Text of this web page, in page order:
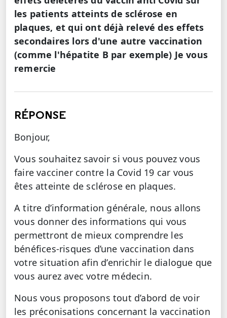
les patients atteints de sclérose en
plaques, et qui ont déjà relevé des effets
secondaires lors d'une autre vaccination
(comme l'hépatite B par exemple) Je vous
remercie
RÉPONSE
Bonjour,
Vous souhaitez savoir si vous pouvez vous
faire vacciner contre la Covid 19 car vous
êtes atteinte de sclérose en plaques.
A titre d’information générale, nous allons
vous donner des informations qui vous
permettront de mieux comprendre les
bénéfices-risques d’une vaccination dans
votre situation afin d’enrichir le dialogue que
vous aurez avec votre médecin.
Nous vous proposons tout d’abord de voir
les préconisations concernant la vaccination